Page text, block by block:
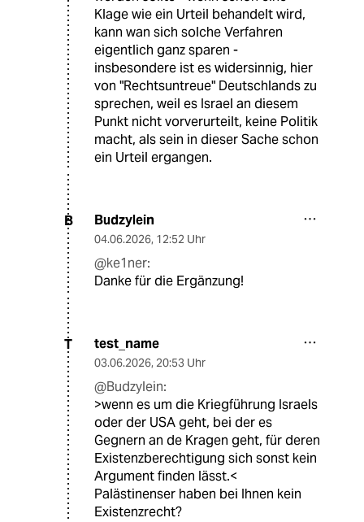
Klage wie ein Urteil behandelt wird,
kann wan sich solche Verfahren
eigentlich ganz sparen -
insbesondere ist es widersinnig, hier
von "Rechtsuntreue" Deutschlands zu
sprechen, weil es Israel an diesem
Punkt nicht vorverurteilt, keine Politik
macht, als sein in dieser Sache schon
ein Urteil ergangen.
B Budzylein
04.06.2026, 12:52 Uhr
@ke1ner:
Danke für die Ergänzung!
T test_name
03.06.2026, 20:53 Uhr
@Budzylein:
>wenn es um die Kriegführung Israels
oder der USA geht, bei der es
Gegnern an de Kragen geht, für deren
Existenzberechtigung sich sonst kein
Argument finden lässt.<
Palästinenser haben bei Ihnen kein
Existenzrecht?